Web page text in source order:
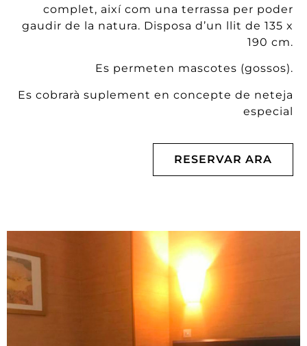
complet, així com una terrassa per poder
gaudir de la natura. Disposa d’un llit de 135 x
190 cm.
Es permeten mascotes (gossos).
Es cobrarà suplement en concepte de neteja
especial
RESERVAR ARA